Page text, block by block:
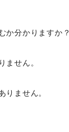
か分かりますか？
ません。
りません。